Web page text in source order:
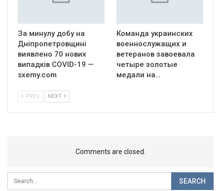
За минулу добу на
Дніпропетровщині
виявлено 70 нових
випадків COVID-19 —
sxemy.com
Команда украинских
военнослужащих и
ветеранов завоевала
четыре золотые
медали на…
PREV NEXT
Comments are closed.